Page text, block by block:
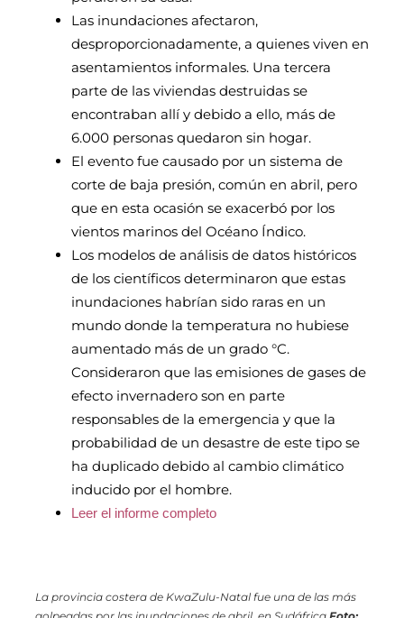
Las inundaciones afectaron,
desproporcionadamente, a quienes viven en
asentamientos informales. Una tercera
parte de las viviendas destruidas se
encontraban allí y debido a ello, más de
6.000 personas quedaron sin hogar.
El evento fue causado por un sistema de
corte de baja presión, común en abril, pero
que en esta ocasión se exacerbó por los
vientos marinos del Océano Índico.
Los modelos de análisis de datos históricos
de los científicos determinaron que estas
inundaciones habrían sido raras en un
mundo donde la temperatura no hubiese
aumentado más de un grado °C.
Consideraron que las emisiones de gases de
efecto invernadero son en parte
responsables de la emergencia y que la
probabilidad de un desastre de este tipo se
ha duplicado debido al cambio climático
inducido por el hombre.
Leer el informe completo
La provincia costera de KwaZulu-Natal fue una de las más